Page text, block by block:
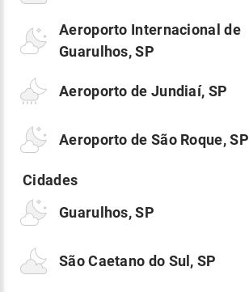
Aeroporto Internacional de
Guarulhos, SP
Aeroporto de Jundiaí, SP
Aeroporto de São Roque, SP
Guarulhos, SP
São Caetano do Sul, SP